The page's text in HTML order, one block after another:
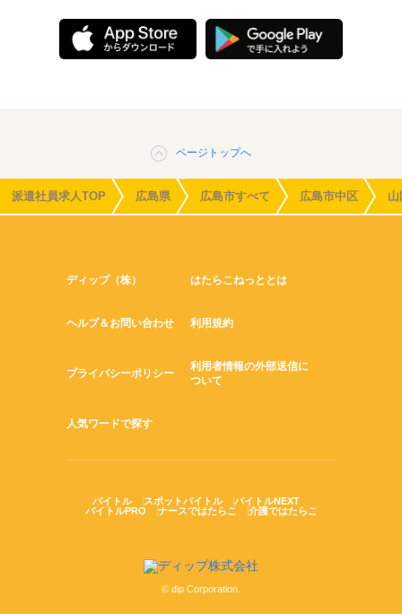
ページトップへ
派遣社員求人TOP 広島県 広島市すべて 広島市中区
ディップ（株） はたらこねっととは
ヘルプ＆お問い合わせ 利用規約
プライバシーポリシー
利用者情報の外部送信に
ついて
人気ワードで探す
バイトル スポットバイトル
バイトルNEXT
バイトルPRO
ナースではたらこ 介護ではたらこ
© dip Corporation.